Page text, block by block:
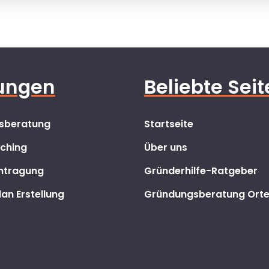
Erstellung
Beliebte
Startseite
Über uns
Gründerhilfe-Ratgeber
Gründungsberatung Orte